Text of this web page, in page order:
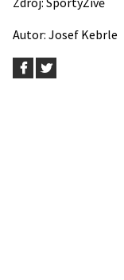
Autor: Josef Kebrle